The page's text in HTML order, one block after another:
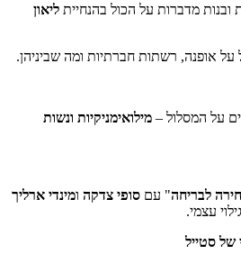
מדברות על הכול בהנחיית ליאון
על אופנה, רשתות חברתיות ומה שביניהן.
על המסלול – מילואימניקיות ונשות
לבריחה" עם סופי צדקה ומינדי ארליך
עצמי.